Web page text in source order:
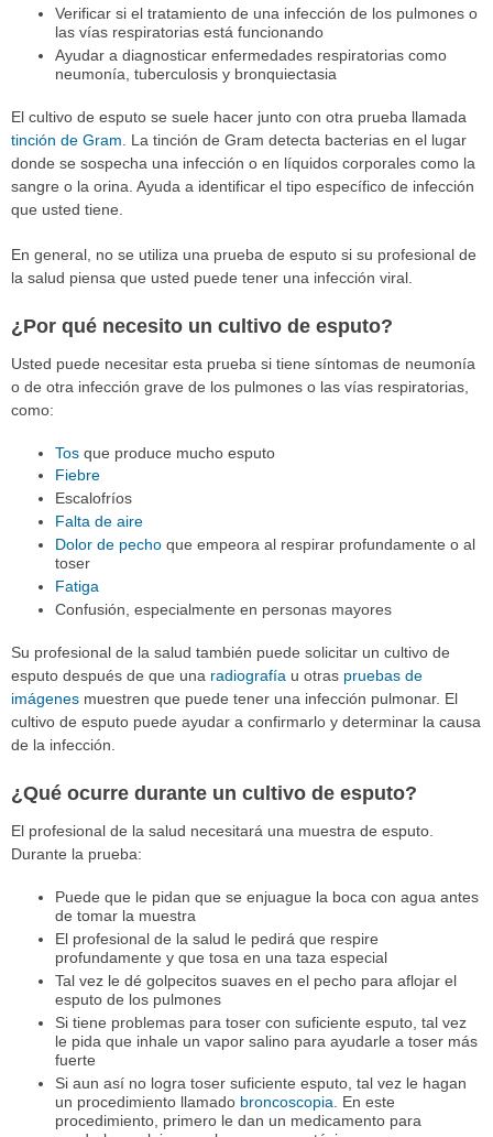
Verificar si el tratamiento de una infección de los pulmones o
las vías respiratorias está funcionando
Ayudar a diagnosticar enfermedades respiratorias como
neumonía, tuberculosis y bronquiectasia
El cultivo de esputo se suele hacer junto con otra prueba llamada
tinción de Gram . La tinción de Gram detecta bacterias en el lugar
donde se sospecha una infección o en líquidos corporales como la
sangre o la orina. Ayuda a identificar el tipo específico de infección
que usted tiene.
En general, no se utiliza una prueba de esputo si su profesional de
la salud piensa que usted puede tener una infección viral.
¿Por qué necesito un cultivo de esputo?
Usted puede necesitar esta prueba si tiene síntomas de neumonía
o de otra infección grave de los pulmones o las vías respiratorias,
como:
Tosque produce mucho esputo
Fiebre
Escalofríos
Falta de aire
Dolor de pechoque empeora al respirar profundamente o al
toser
Fatiga
Confusión, especialmente en personas mayores
Su profesional de la salud también puede solicitar un cultivo de
esputo después de que una radiografía u otras pruebas de
imágenes muestren que puede tener una infección pulmonar. El
cultivo de esputo puede ayudar a confirmarlo y determinar la causa
de la infección.
¿Qué ocurre durante un cultivo de esputo?
El profesional de la salud necesitará una muestra de esputo.
Durante la prueba:
Puede que le pidan que se enjuague la boca con agua antes
de tomar la muestra
El profesional de la salud le pedirá que respire
profundamente y que tosa en una taza especial
Tal vez le dé golpecitos suaves en el pecho para aflojar el
esputo de los pulmones
Si tiene problemas para toser con suficiente esputo, tal vez
le pida que inhale un vapor salino para ayudarle a toser más
fuerte
Si aun así no logra toser suficiente esputo, tal vez le hagan
un procedimiento llamado broncoscopia. En este
procedimiento, primero le dan un medicamento para